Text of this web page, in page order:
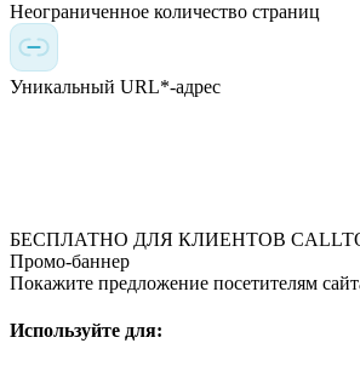
Неограниченное количество страниц
Уникальный URL*-адрес
БЕСПЛАТНО ДЛЯ КЛИЕНТОВ
Промо-баннер
Покажите предложение посетителям
Используйте для: